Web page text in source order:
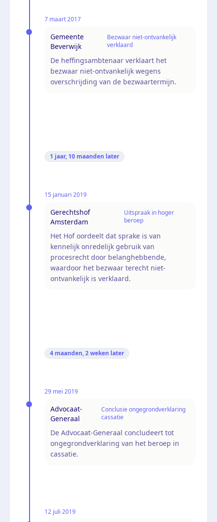
7 maart 2017
Gemeente
Beverwijk
Bezwaar niet-ontvankelijk
verklaard
De heffingsambtenaar verklaart het
bezwaar niet-ontvankelijk wegens
overschrijding van de bezwaartermijn.
1 jaar, 10 maanden later
15 januari 2019
Gerechtshof
Amsterdam
Uitspraak in hoger
beroep
Het Hof oordeelt dat sprake is van
kennelijk onredelijk gebruik van
procesrecht door belanghebbende,
waardoor het bezwaar terecht niet-
ontvankelijk is verklaard.
4 maanden, 2 weken later
29 mei 2019
Advocaat-
Generaal
Conclusie ongegrondverklaring
cassatie
De Advocaat-Generaal concludeert tot
ongegrondverklaring van het beroep in
cassatie.
12 juli 2019